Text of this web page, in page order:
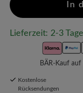
In
Lieferzeit: 2-3 Tage
BÄR-Kauf
Kostenlose
Rücksendungen